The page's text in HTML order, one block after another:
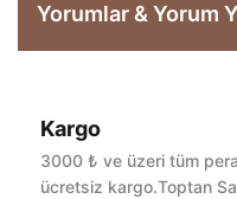
Yorumlar & Yorum
Bu ürüne
Kargo
3000 ₺ ve üzeri tüm
ücretsiz kargo.Toptan